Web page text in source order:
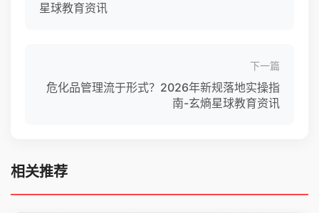
星球教育资讯
下一篇
危化品管理流于形式？2026年新规落地实操指
南-玄熵星球教育资讯
相关推荐